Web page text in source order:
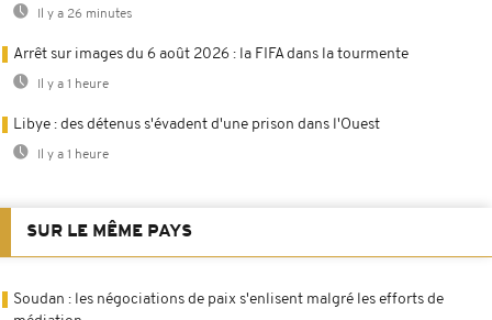
Il y a 26 minutes
Arrêt sur images du 6 août 2026 : la FIFA dans la tourmente
Il y a 1 heure
Libye : des détenus s'évadent d'une prison dans l'Ouest
Il y a 1 heure
SUR LE MÊME PAYS
Soudan : les négociations de paix s'enlisent malgré les efforts de